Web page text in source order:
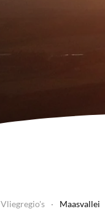
Vliegregio's Maasvallei